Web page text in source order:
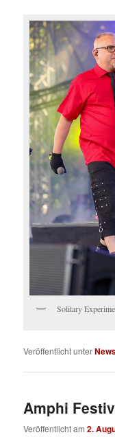
Solitary
Veröffentlicht unter
Amphi
Veröffentlicht am2.